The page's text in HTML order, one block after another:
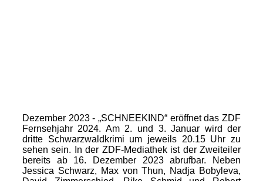
Dezember 2023 - „SCHNEEKIND“ eröffnet das ZDF
Fernsehjahr 2024. Am 2. und 3. Januar wird der
dritte Schwarzwaldkrimi um jeweils 20.15 Uhr zu
sehen sein. In der ZDF-Mediathek ist der Zweiteiler
bereits ab 16. Dezember 2023 abrufbar. Neben
Jessica Schwarz, Max von Thun, Nadja Bobyleva,